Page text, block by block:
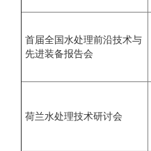
首届全国水处理前沿技术与
先进装备报告会
荷兰水处理技术研讨会